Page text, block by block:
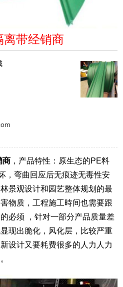
带经销商
商 ，产品特性：原生态的PE料
，弯曲回应后无痕迹无毒性安
景观设计和园艺整体规划的最
物质，工程施工時间也需要跟
必须 ，针对一部分产品质量差
现出脆化，风化层，比较严重
设计又要耗费很多的人力人力